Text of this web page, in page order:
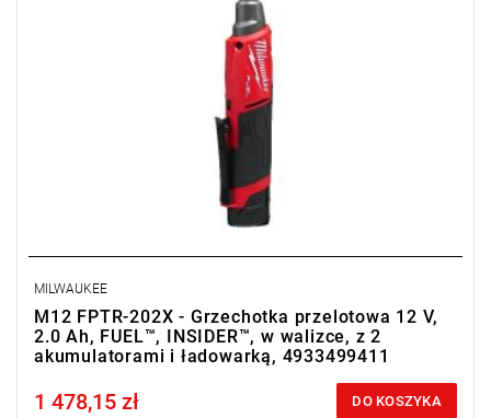
MILWAUKEE
M12 FPTR-202X - Grzechotka przelotowa 12 V,
2.0 Ah, FUEL™, INSIDER™, w walizce, z 2
akumulatorami i ładowarką, 4933499411
Price tax included
1 478,15 zł DO KOSZYKA